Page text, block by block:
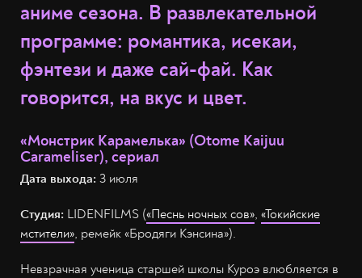
аниме сезона. В развлекательной
программе: романтика, исекаи,
фэнтези и даже сай-фай. Как
говорится, на вкус и цвет.
«Монстрик Карамелька» (Otome Kaijuu
Carameliser), сериал
Дата выхода: 3 июля
Студия: LIDENFILMS («Песнь ночных сов», «Токийские
мстители», ремейк «Бродяги Кэнсина»).
Невзрачная ученица старшей школы Куроэ влюбляется в